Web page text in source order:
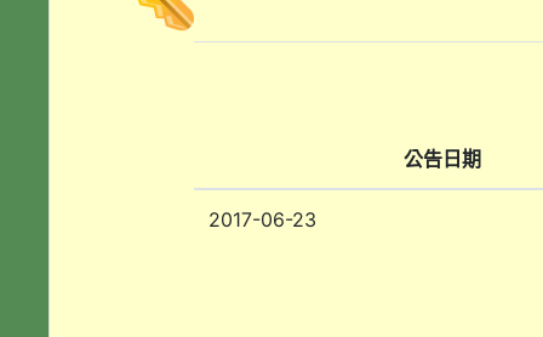
公告日期
2017-06-23